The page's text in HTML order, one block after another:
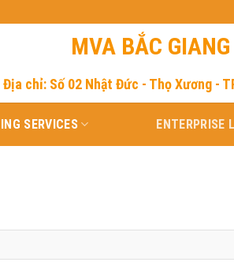
MVA BẮC GIANG
Địa chỉ: Số 02 Nhật Đức - Thọ Xương -
SERVICES ENTERPRISE